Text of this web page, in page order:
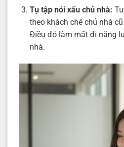
Tụ tập nói xấu chủ nhà:
theo khách chê chủ nhà
Điều đó làm mất đi năng
nhà.